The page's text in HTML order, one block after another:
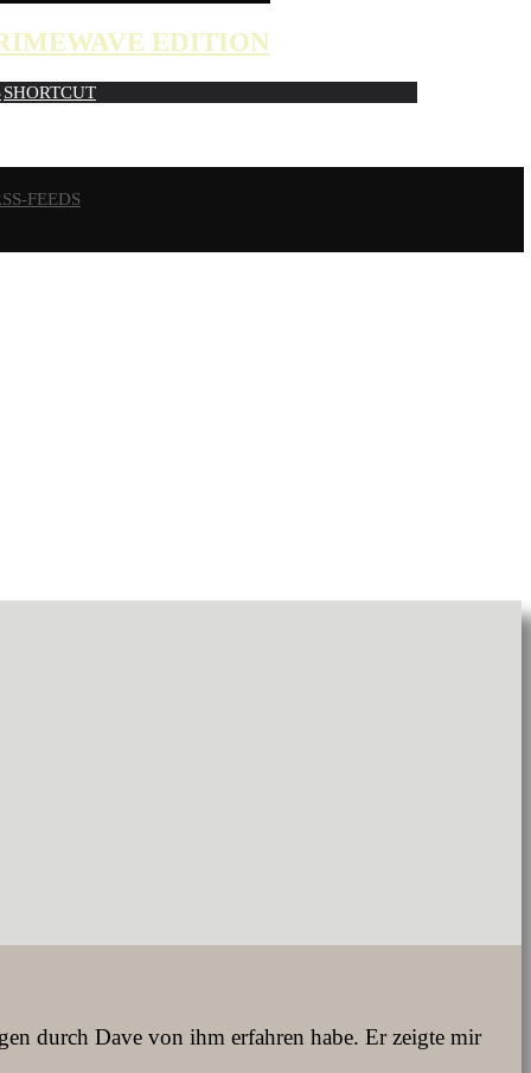
EDITION
SHORTCUT
FEEDS
durch Dave von ihm erfahren habe. Er zeigte mir